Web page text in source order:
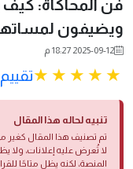
فن المحاكاة: كيف
ويضيفون
2025-09-12 18:27 م
تقييم 5 من 5.
تنبيه لحاله هذا المقال
تم تصنيف هذا المقال كغير
لا تُعرض عليه إعلانات، ولا
المنصة، لكنه يظل متاحًا